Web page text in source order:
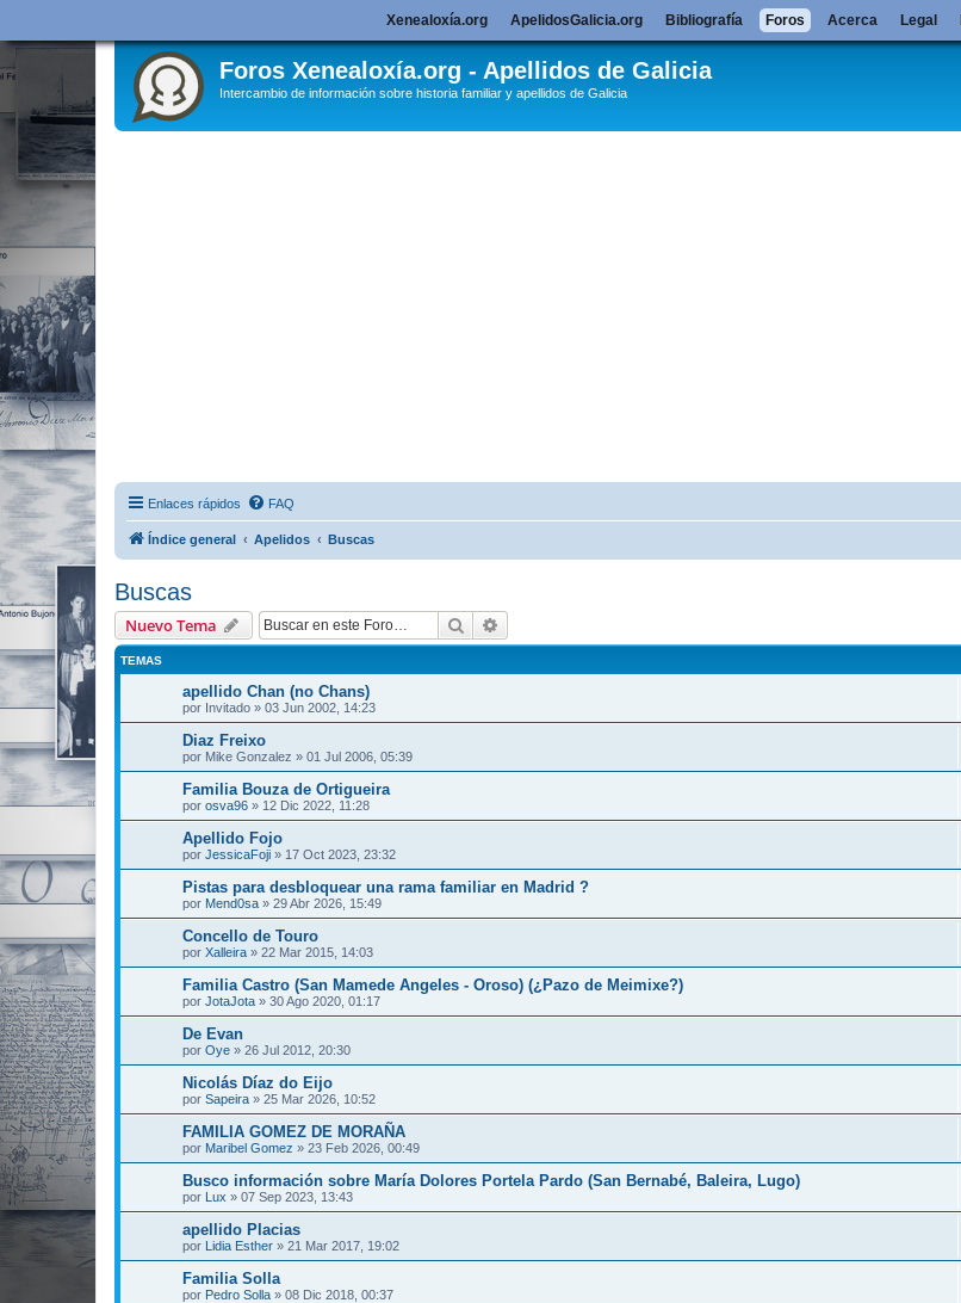
Foros Xenealoxía.org - Apellidos de Galicia
Intercambio de información sobre historia familiar y apellidos de Galicia
Enlaces rápidos FAQ
Índice general Apelidos Buscas
Buscas
Nuevo Tema Buscar
TEMAS
apellido Chan (no Chans)
por Invitado » 03 Jun 2002, 14:23
Diaz Freixo
por Mike Gonzalez » 01 Jul 2006, 05:39
Familia Bouza de Ortigueira
por osva96 » 12 Dic 2022, 11:28
Apellido Fojo
por JessicaFoji » 17 Oct 2023, 23:32
Pistas para desbloquear una rama familiar en Madrid ?
por Mend0sa » 29 Abr 2026, 15:49
Concello de Touro
por Xalleira » 22 Mar 2015, 14:03
Familia Castro (San Mamede Angeles - Oroso) (¿Pazo de Meimixe?)
por JotaJota » 30 Ago 2020, 01:17
De Evan
por Oye » 26 Jul 2012, 20:30
Nicolás Díaz do Eijo
por Sapeira » 25 Mar 2026, 10:52
FAMILIA GOMEZ DE MORAÑA
por Maribel Gomez » 23 Feb 2026, 00:49
Busco información sobre María Dolores Portela Pardo (San Bernabé, Baleira, Lugo)
por Lux » 07 Sep 2023, 13:43
apellido Placias
por Lidia Esther » 21 Mar 2017, 19:02
Familia Solla
por Pedro Solla » 08 Dic 2018, 00:37
Xenealoxía.org ApelidosGalicia.org Bibliografía Foros Acerca Legal